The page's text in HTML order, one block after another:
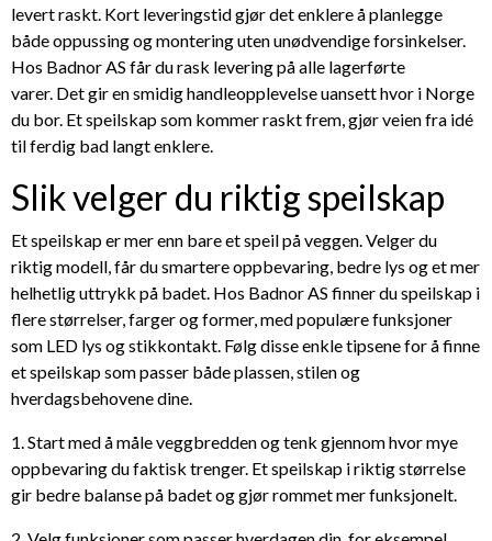
levert raskt. Kort leveringstid gjør det enklere å planlegge
både oppussing og montering uten unødvendige forsinkelser.
Hos Badnor AS får du rask levering på alle lagerførte
varer. Det gir en smidig handleopplevelse uansett hvor i Norge
du bor. Et speilskap som kommer raskt frem, gjør veien fra idé
til ferdig bad langt enklere.
Slik velger du riktig speilskap
Et speilskap er mer enn bare et speil på veggen. Velger du
riktig modell, får du smartere oppbevaring, bedre lys og et mer
helhetlig uttrykk på badet. Hos Badnor AS finner du speilskap i
flere størrelser, farger og former, med populære funksjoner
som LED lys og stikkontakt. Følg disse enkle tipsene for å finne
et speilskap som passer både plassen, stilen og
hverdagsbehovene dine.
1. Start med å måle veggbredden og tenk gjennom hvor mye
oppbevaring du faktisk trenger. Et speilskap i riktig størrelse
gir bedre balanse på badet og gjør rommet mer funksjonelt.